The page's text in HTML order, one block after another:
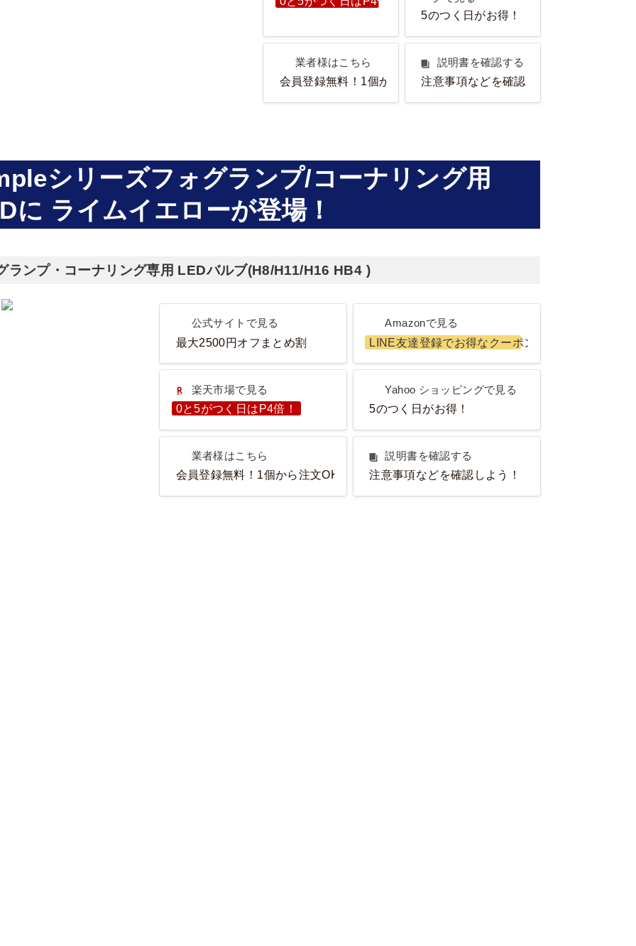
5のつく日がお得！
業者様はこちら
業者様はこちら
会員登録無料！1個から注文OK！
説明書を確認する
説明書を確認する
注意事項などを確認しよう！
シリーズフォグランプ/コーナリング用
に ライムイエローが登場！
ランプ・コーナリング専用 LEDバルブ(H8/H11/H16 HB4 )
公式サイトで見る
公式サイトで見る
最大2500円オフまとめ割
Amazonで見る
Amazonで見る
LINE友達登録でお得なクーポンGET！
楽天市場で見る
楽天市場で見る
0と5がつく日はP4倍！
Yahoo ショッピングで見る
Yahoo ショッピングで見る
5のつく日がお得！
業者様はこちら
業者様はこちら
会員登録無料！1個から注文OK！
説明書を確認する
説明書を確認する
注意事項などを確認しよう！